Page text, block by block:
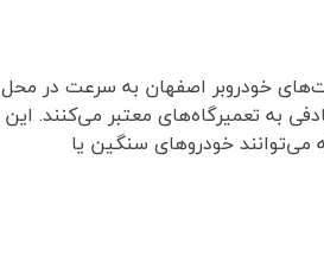
خودروبر اصفهان به سرعت در محل
به تعمیرگاه‌های معتبر می‌کنند. این
خودروهای سنگین یا